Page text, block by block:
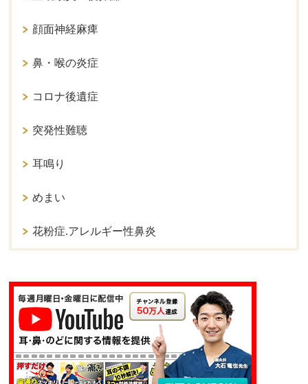
顔面神経麻痺
鼻・喉の炎症
コロナ後遺症
突発性難聴
耳鳴り
めまい
花粉症.アレルギー性鼻炎